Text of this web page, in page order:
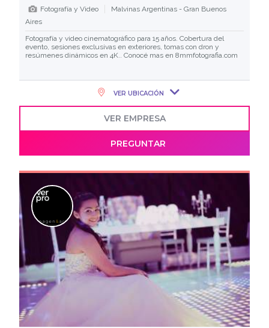
Fotografía y Video
Malvinas Argentinas - Gran Buenos
Aires
Fotografía y video cinematográfico para 15 años. Cobertura del
evento, sesiones exclusivas en exteriores, tomas con dron y
resúmenes dinámicos en 4K.. Conocé mas en 8mmfotografia.com
VER UBICACIÓN
VER EMPRESA
PREGUNTAR